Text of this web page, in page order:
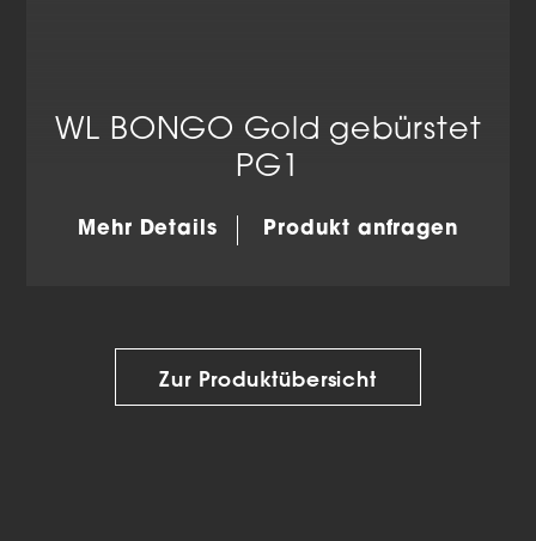
WL BONGO Gold gebürstet
PG1
Mehr Details Produkt anfragen
Zur Produktübersicht